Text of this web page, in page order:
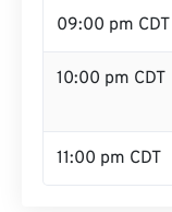
09:00 pm CDT
10:00 pm CDT
11:00 pm CDT